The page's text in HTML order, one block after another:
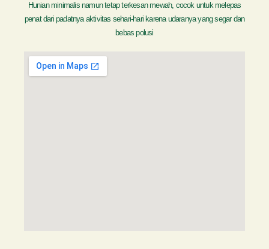
Hunian minimalis namun tetap terkesan mewah, cocok untuk melepas
penat dari padatnya aktivitas sehari-hari karena udaranya yang segar dan
bebas polusi